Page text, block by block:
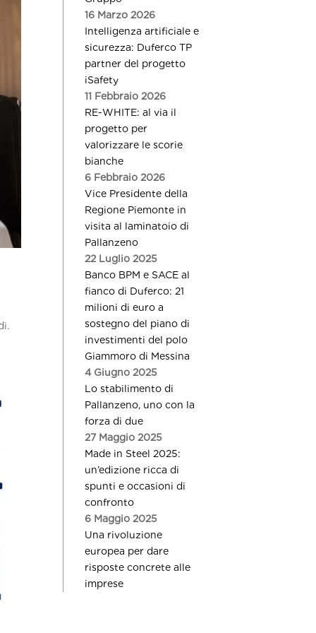
Intelligenza artificiale e
sicurezza: Duferco TP
partner del progetto
iSafety
16 Marzo 2026
RE-WHITE: al via il
progetto per
valorizzare le scorie
bianche
11 Febbraio 2026
Vice Presidente della
Regione Piemonte in
visita al laminatoio di
Pallanzeno
6 Febbraio 2026
Banco BPM e SACE al
fianco di Duferco: 21
milioni di euro a
sostegno del piano di
investimenti del polo
Giammoro di Messina
22 Luglio 2025
Lo stabilimento di
Pallanzeno, uno con la
forza di due
4 Giugno 2025
Made in Steel 2025:
un’edizione ricca di
spunti e occasioni di
confronto
27 Maggio 2025
Una rivoluzione
europea per dare
risposte concrete alle
imprese
6 Maggio 2025